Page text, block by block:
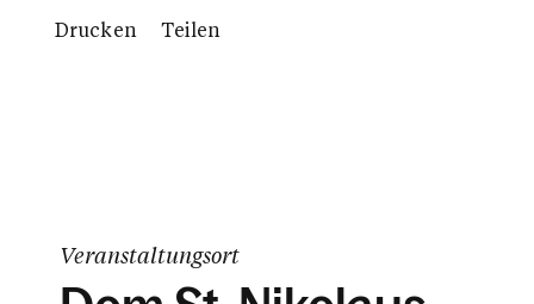
Drucken Teilen
Veranstaltungsort